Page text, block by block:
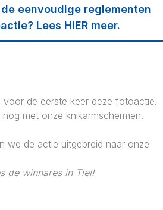
eenvoudige reglementen
Lees HIER meer.
de eerste keer deze fotoactie.
met onze knikarmschermen.
we de actie uitgebreid naar onze
de winnares in Tiel!